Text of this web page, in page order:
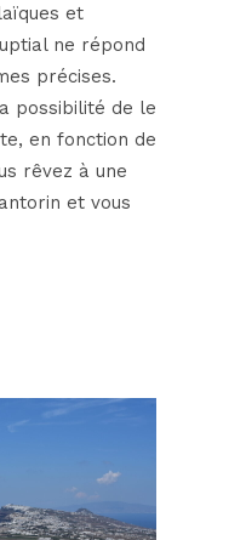
et
ne répond
précises.
possibilité de le
en fonction de
rêvez à une
et vous